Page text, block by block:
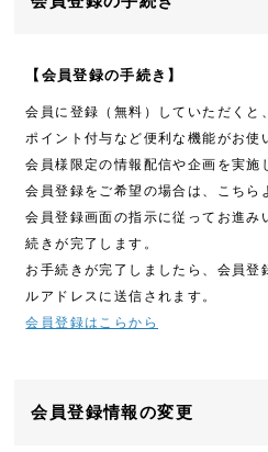
【会員登録の手続き】
会員に登録（無料）していただくと
ポイント付与など便利な機能がお使
会員様限定の情報配信や企画を実施
会員登録をご希望の場合は、こちら
会員登録画面の指示に従ってお進
続きが完了します。
お手続きが完了しましたら、会員登
ルアドレスに送信されます。
会員登録はこらから
会員登録情報の変更